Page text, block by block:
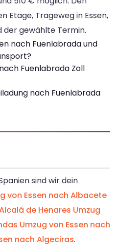
Etage, Trageweg in Essen,
der gewählte Termin.
nach Fuenlabrada und
Fuenlabrada Zoll
nach Fuenlabrada
sind wir dein
von Essen nach Albacete
de Henares Umzug
Umzug von Essen nach
nach Algeciras.